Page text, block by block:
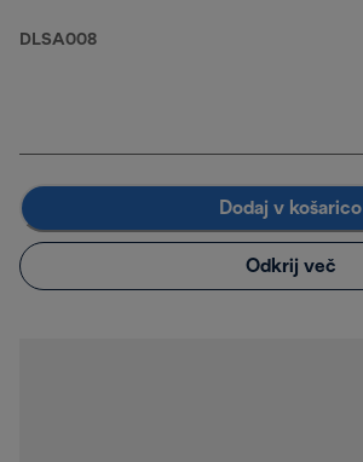
DLSA008
Dodaj v košarico
Odkrij več